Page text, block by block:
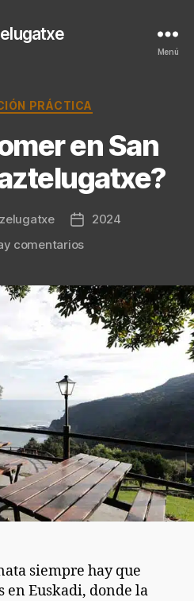
Menú
Categorías
PRÁCTICA
en San
Fecha
2024
comentariosen
en
San
Juan
siempre hay que
en Euskadi, donde la